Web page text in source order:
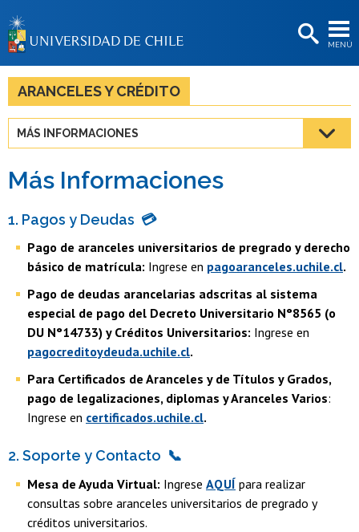
MENÚ
BIBLIOTECAS
LA UNIVERSIDAD
Estudiantes
Académicas/os
Funcionarias/os
Egresadas/os
ARANCELES Y CRÉDITO
MÁS INFORMACIONES
Más Informaciones
1. Pagos y Deudas 💳
Pago de aranceles universitarios de pregrado y derecho
básico de matrícula: Ingrese en pagoaranceles.uchile.cl.
Pago de deudas arancelarias adscritas al sistema
especial de pago del Decreto Universitario N°8565 (o
DU N°14733) y Créditos Universitarios: Ingrese en
pagocreditoydeuda.uchile.cl.
Para Certificados de Aranceles y de Títulos y Grados,
pago de legalizaciones, diplomas y Aranceles Varios:
Ingrese en certificados.uchile.cl.
2. Soporte y Contacto 📞
Mesa de Ayuda Virtual: Ingrese AQUÍ para realizar
consultas sobre aranceles universitarios de pregrado y
créditos universitarios.